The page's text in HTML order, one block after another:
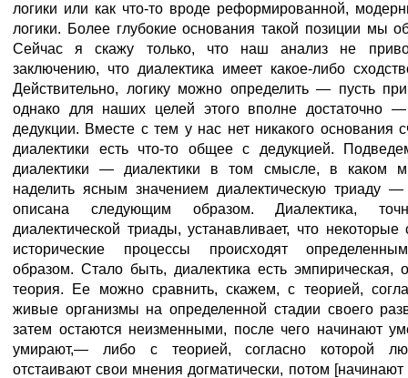
логики или как что-то вроде реформированной,
логики. Более глубокие основания такой позиции мы
Сейчас я скажу только, что наш анализ не
заключению, что диалектика имеет какое-либо
Действительно, логику можно определить — пусть
однако для наших целей этого вполне достаточно
дедукции. Вместе с тем у нас нет никакого основания
диалектики есть что-то общее с дедукцией.
диалектики — диалектики в том смысле, в каком
наделить ясным значением диалектическую триаду
описана следующим образом. Диалектика,
диалектической триады, устанавливает, что
исторические процессы происходят
образом. Стало быть, диалектика есть эмпирическая,
теория. Ее можно сравнить, скажем, с теорией,
живые организмы на определенной стадии своего
затем остаются неизменными, после чего начинают
умирают,— либо с теорией, согласно которой
отстаивают свои мнения догматически, потом [начинают